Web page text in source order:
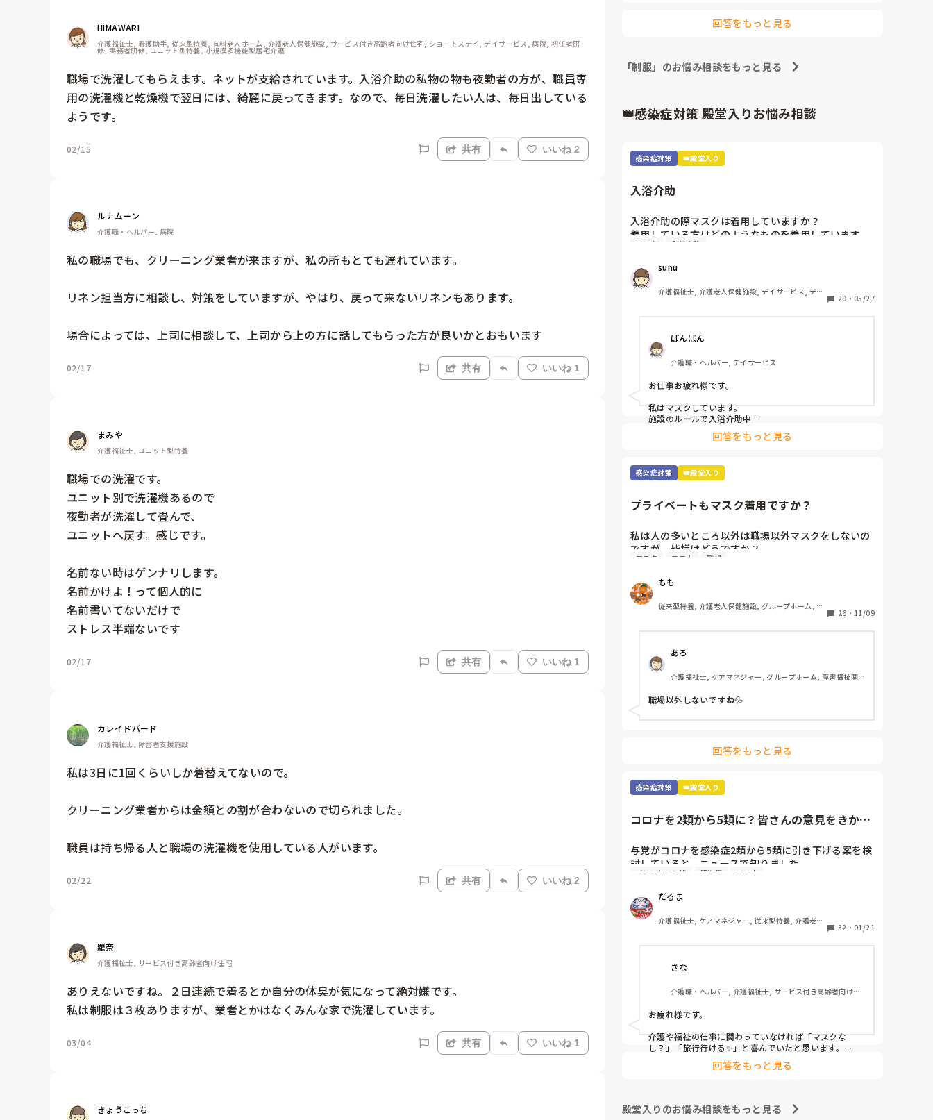
HIMAWARI
介護福祉士, 看護助手, 従来型特養, 有料老人ホーム, 介護老人保健施設, サービス付き高齢者向け住宅, ショートステイ, デイサービス, 病院, 初任者研
修, 実務者研修, ユニット型特養, 小規模多機能型居宅介護
職場で洗濯してもらえます。ネットが支給されています。入浴介助の私物の物も夜勤者の方が、職員専
用の洗濯機と乾燥機で翌日には、綺麗に戻ってきます。なので、毎日洗濯したい人は、毎日出している
ようです。
02/15 共有 いいね 2
ルナムーン
介護職・ヘルパー, 病院
私の職場でも、クリーニング業者が来ますが、私の所もとても遅れています。
リネン担当方に相談し、対策をしていますが、やはり、戻って来ないリネンもあります。
場合によっては、上司に相談して、上司から上の方に話してもらった方が良いかとおもいます
02/17 共有 いいね 1
まみや
介護福祉士, ユニット型特養
職場での洗濯です。
ユニット別で洗濯機あるので
夜勤者が洗濯して畳んで、
ユニットへ戻す。感じです。
名前ない時はゲンナリします。
名前かけよ！って個人的に
名前書いてないだけで
ストレス半端ないです
02/17 共有 いいね 1
カレイドバード
介護福祉士, 障害者支援施設
私は3日に1回くらいしか着替えてないので。
クリーニング業者からは金額との割が合わないので切られました。
職員は持ち帰る人と職場の洗濯機を使用している人がいます。
02/22 共有 いいね 2
羅奈
介護福祉士, サービス付き高齢者向け住宅
ありえないですね。２日連続で着るとか自分の体臭が気になって絶対嫌です。
私は制服は３枚ありますが、業者とかはなくみんな家で洗濯しています。
03/04 共有 いいね 1
きょうこっち
回答をもっと見る
「制服」のお悩み相談をもっと見る
👑感染症対策 殿堂入りお悩み相談
感染症対策 👑殿堂入り
入浴介助
入浴介助の際マスクは着用していますか？
着用している方はどのようなものを着用しています
か？
窓のない浴室で換気扇をつけてもサウナ状態でしんど
いです😓アドバイスください！
マスク 入浴介助
sunu
介護福祉士, 介護老人保健施設, デイサービス, デイ
29 ・ 05/27
ばんばん
介護職・ヘルパー, デイサービス
お仕事お疲れ様です。
私はマスクしています。
施設のルールで入浴介助中
息苦しい時は外してもよいと
なっていますが、
マスクしています。
使い捨てのマスクなので
気持ち少し暑さがマシな気がします。
回答をもっと見る
感染症対策 👑殿堂入り
プライベートもマスク着用ですか？
私は人の多いところ以外は職場以外マスクをしないの
ですが、皆様はどうですか？
職場が近いと人の目も気になるところですが、マスク
で、余計とりたいんですよね、、
マスク コロナ 職場
もも
従来型特養, 介護老人保健施設, グループホーム, 初
26 ・ 11/09
あろ
介護福祉士, ケアマネジャー, グループホーム, 障害福祉関
職場以外しないですね💦
回答をもっと見る
感染症対策 👑殿堂入り
コロナを2類から5類に？皆さんの意見をきかせ
与党がコロナを感染症2類から5類に引き下げる案を検
討していると、ニュースで知りました。
季節性インフルエンザと同じ扱いになるということで
違いですし、季節を問わず流行しますし、罹患しても
治療薬がないので、今よりも感染対策が緩和されるか
もしれないことに不安しかありません。
皆さんは、どうお考えでしょうか？
インフルエンザ 感染症 コロナ
だるま
介護福祉士, ケアマネジャー, 従来型特養, 介護老人
32 ・ 01/21
きな
介護職・ヘルパー, 介護福祉士, サービス付き高齢者向け住
お疲れ様です。
介護や福祉の仕事に関わっていなければ「マスクな
し？」「旅行行ける✨」と喜んでいたと思います。
しかし、介護職でクラスターや命を落とされる方を目の
インフルエンザと同等？
回答をもっと見る
殿堂入りのお悩み相談をもっと見る